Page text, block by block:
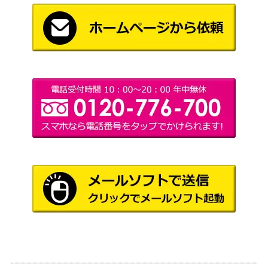
56/050】
2,500
スイレン（SR）【SM4+ 1
サン＆ムーン
8 136/106】
レット
（超電ブレイカー）
3,300
ジャローダ（UR）【BW5
054/050】
BW
（リューノブレード）
アオギリの切り札（SR）
【XY5 077/070】
XY・XY BREAK
（タイダルストーム）
ピカチュウ（PROMO）
ソード&シールド